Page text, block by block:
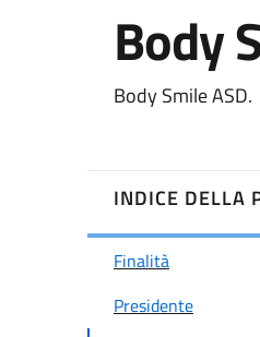
Body
Body Smile ASD.
INDICE DELLA
Finalità
Presidente